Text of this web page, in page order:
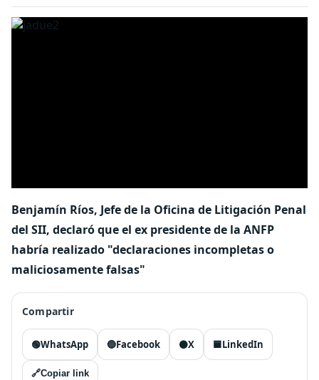
Benjamín Ríos, Jefe de la Oficina de Litigación Penal
del SII, declaró que el ex presidente de la ANFP
habría realizado "declaraciones incompletas o
maliciosamente falsas"
Compartir
🟢WhatsApp 🔵Facebook ⚫X 🟦LinkedIn
🔗Copiar link